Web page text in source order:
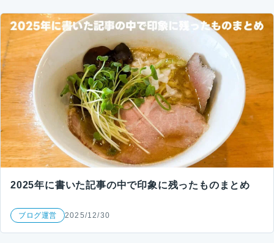
2025年に書いた記事の中で印象に残ったものまとめ
ブログ運営 2025/12/30